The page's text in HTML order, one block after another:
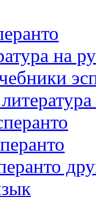
на